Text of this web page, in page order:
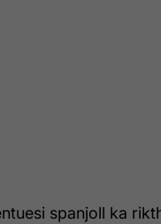
spanjoll ka